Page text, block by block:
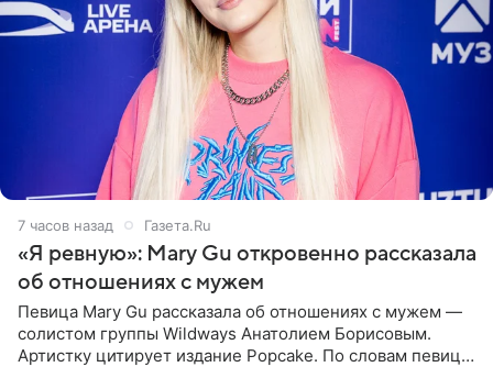
7 часов назад Газета.Ru
«Я ревную»: Mary Gu откровенно рассказала
об отношениях с мужем
Певица Mary Gu рассказала об отношениях с мужем —
солистом группы Wildways Анатолием Борисовым.
Артистку цитирует издание Popcake. По словам певицы,